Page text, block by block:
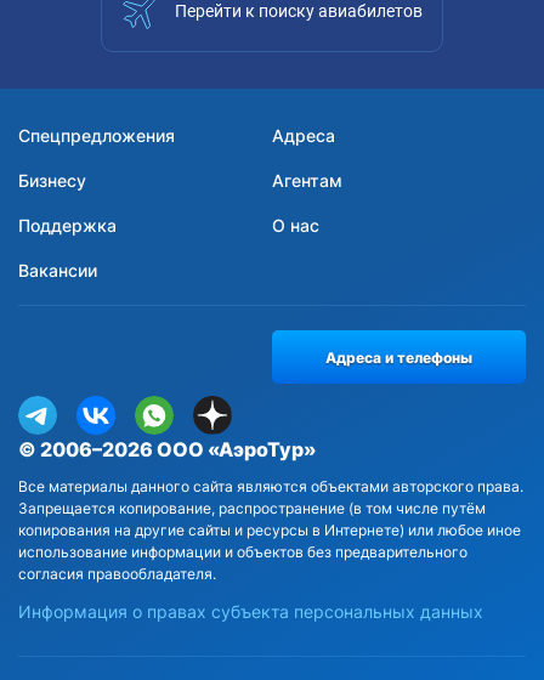
Перейти к поиску авиабилетов
Спецпредложения Адреса
Бизнесу Агентам
Поддержка О нас
Вакансии
© 2006–2026 ООО «АэроТур»
Все материалы данного сайта являются объектами авторского права.
Запрещается копирование, распространение (в том числе путём
копирования на другие сайты и ресурсы в Интернете) или любое иное
использование информации и объектов без предварительного
согласия правообладателя.
Информация о правах субъекта персональных данных
Адреса и телефоны